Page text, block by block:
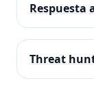
Respuesta
Threat